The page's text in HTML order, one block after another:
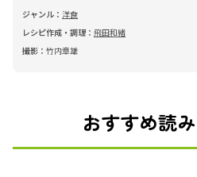
ジャンル： 洋食
レシピ作成・調理： 飛田和緒
撮影： 竹内章雄
おすすめ読